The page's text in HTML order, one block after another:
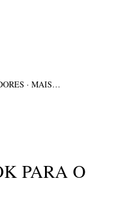
MAIS…
PARA O